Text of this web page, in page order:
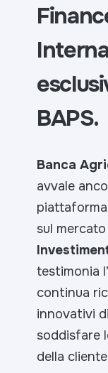
BAPS.
Banca
avvale
sul
testimonia
continua
innovativi
soddisfare
della